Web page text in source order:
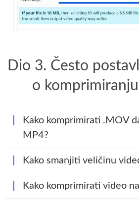
Dio 3. Često
o
Kako komprimirati .MOV
MP4?
Kako smanjiti veličinu
Kako komprimirati video